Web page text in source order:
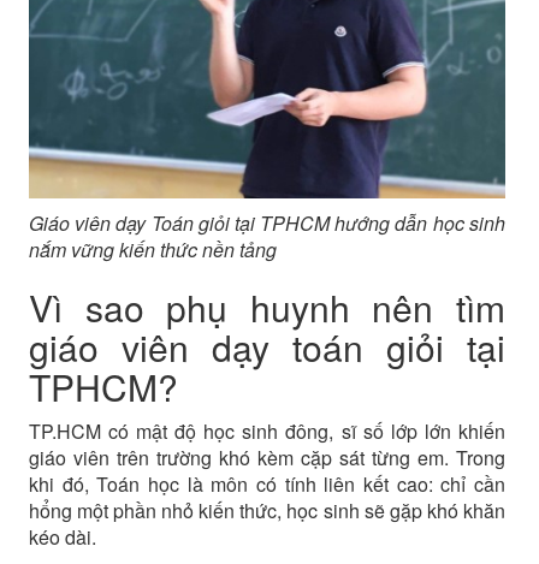
Giáo viên dạy Toán giỏi tại TPHCM hướng dẫn học sinh
nắm vững kiến thức nền tảng
Vì sao phụ huynh nên tìm
giáo viên dạy toán giỏi tại
TPHCM?
TP.HCM có mật độ học sinh đông, sĩ số lớp lớn khiến
giáo viên trên trường khó kèm cặp sát từng em. Trong
khi đó, Toán học là môn có tính liên kết cao: chỉ cần
hổng một phần nhỏ kiến thức, học sinh sẽ gặp khó khăn
kéo dài.